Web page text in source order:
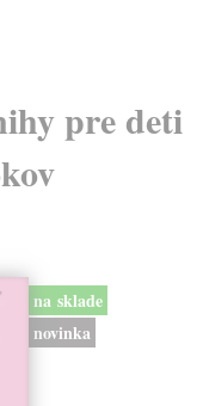
pre deti
na sklade
novinka